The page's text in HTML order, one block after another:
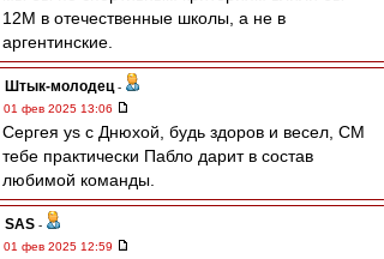
12М в отечественные школы, а не в
аргентинские.
Штык-молодец -
01 фев 2025 13:06
Сергея ys с Днюхой, будь здоров и весел, СМ
тебе практически Пабло дарит в состав
любимой команды.
SAS -
01 фев 2025 12:59